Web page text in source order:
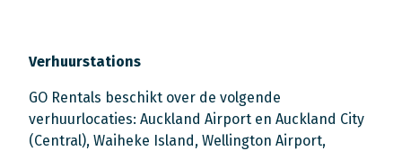
Verhuurstations
GO Rentals beschikt over de volgende
verhuurlocaties: Auckland Airport en Auckland City
(Central), Waiheke Island, Wellington Airport,